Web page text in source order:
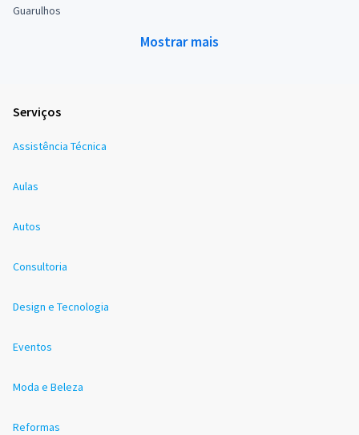
Guarulhos
Mostrar mais
Serviços
Assistência Técnica
Aulas
Autos
Consultoria
Design e Tecnologia
Eventos
Moda e Beleza
Reformas